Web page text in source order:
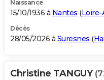
Naissance
15/10/1936 à Nantes (Loire-
Décès
28/05/2026 à Suresnes (
Christine TANGUY